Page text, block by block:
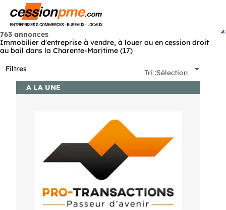
763 annonces
Immobilier d'entreprise à vendre, à louer ou en cession droit
au bail dans la Charente-Maritime (17)
Filtres
2
Tri :Sélection
A LA UNE